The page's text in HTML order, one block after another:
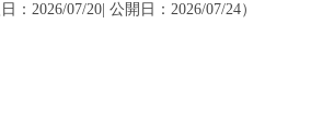
：2026/07/20| 公開日：2026/07/24）